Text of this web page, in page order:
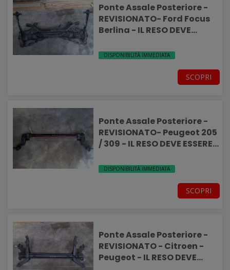
Ponte Assale Posteriore -
REVISIONATO- Ford Focus
Berlina - IL RESO DEVE
DISPONIBILITÀ IMMEDIATA
SCOPRI
Ponte Assale Posteriore -
REVISIONATO- Peugeot 205
/ 309 - IL RESO DEVE ESSERE
DISPONIBILITÀ IMMEDIATA
SCOPRI
Ponte Assale Posteriore -
REVISIONATO - Citroen -
Peugeot - IL RESO DEVE